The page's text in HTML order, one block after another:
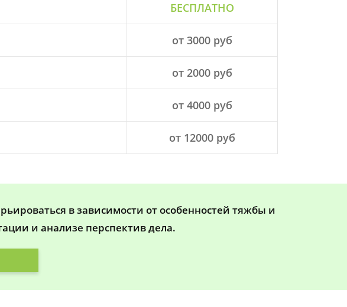
БЕСПЛАТНО
от 3000 руб
от 2000 руб
от 4000 руб
от 12000 руб
в зависимости от особенностей тяжбы и
и анализе перспектив дела.